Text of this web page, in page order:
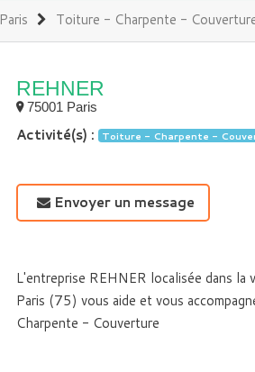
Paris Toiture - Charpente -
REHNER
75001 Paris
Activité(s) : Toiture - Charpente -
Envoyer un message
L'entreprise REHNER localisée dans
Paris (75) vous aide et vous
Charpente - Couverture